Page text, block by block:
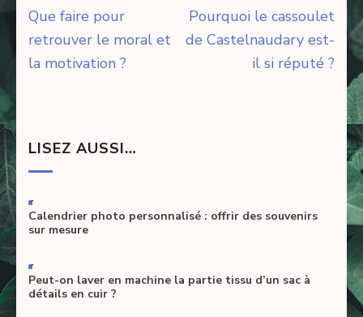
Navigation
de
l’article
Que faire pour
retrouver le moral et
la motivation ?
Pourquoi le cassoulet
de Castelnaudary est-
il si réputé ?
LISEZ AUSSI…
-
Calendrier photo personnalisé : offrir des souvenirs
sur mesure
-
Peut-on laver en machine la partie tissu d’un sac à
détails en cuir ?